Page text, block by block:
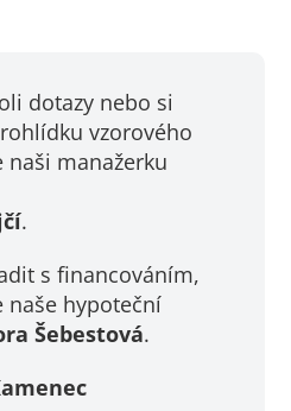
dotazy nebo si
vzorového
manažerku
.
s financováním,
naše hypoteční
Šebestová.